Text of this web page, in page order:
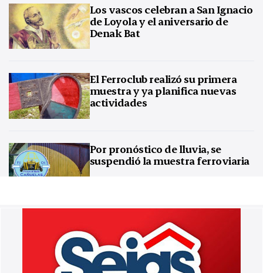
Los vascos celebran a San Ignacio
de Loyola y el aniversario de
Denak Bat
El Ferroclub realizó su primera
muestra y ya planifica nuevas
actividades
Por pronóstico de lluvia, se
suspendió la muestra ferroviaria